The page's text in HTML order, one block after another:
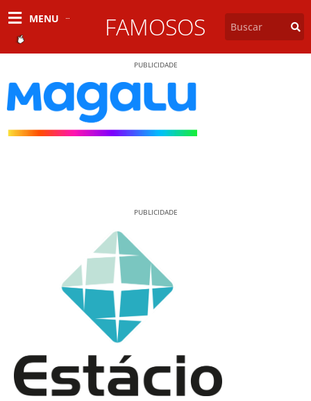
MENU FAMOSOS
PUBLICIDADE
PUBLICIDADE